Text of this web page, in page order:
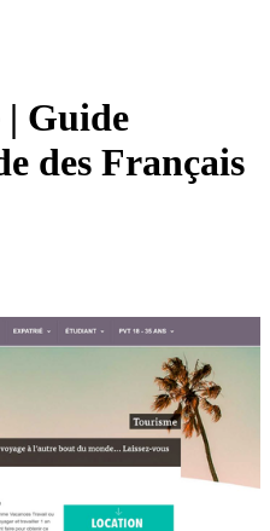
Guide
des Français